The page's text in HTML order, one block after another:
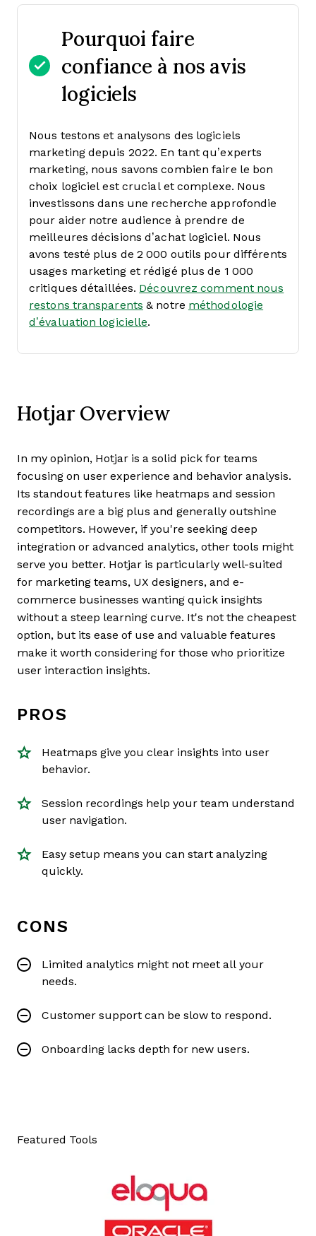
Pourquoi faire
confiance à nos avis
logiciels
Nous testons et analysons des logiciels
marketing depuis 2022. En tant qu’experts
marketing, nous savons combien faire le bon
choix logiciel est crucial et complexe. Nous
investissons dans une recherche approfondie
pour aider notre audience à prendre de
meilleures décisions d’achat logiciel. Nous
avons testé plus de 2 000 outils pour différents
usages marketing et rédigé plus de 1 000
critiques détaillées. Découvrez comment nous
restons transparents & notre méthodologie
d’évaluation logicielle.
Hotjar Overview
In my opinion, Hotjar is a solid pick for teams
focusing on user experience and behavior analysis.
Its standout features like heatmaps and session
recordings are a big plus and generally outshine
competitors. However, if you're seeking deep
integration or advanced analytics, other tools might
serve you better. Hotjar is particularly well-suited
for marketing teams, UX designers, and e-
commerce businesses wanting quick insights
without a steep learning curve. It's not the cheapest
option, but its ease of use and valuable features
make it worth considering for those who prioritize
user interaction insights.
PROS
Heatmaps give you clear insights into user
behavior.
Session recordings help your team understand
user navigation.
Easy setup means you can start analyzing
quickly.
CONS
Limited analytics might not meet all your
needs.
Customer support can be slow to respond.
Onboarding lacks depth for new users.
Featured Tools